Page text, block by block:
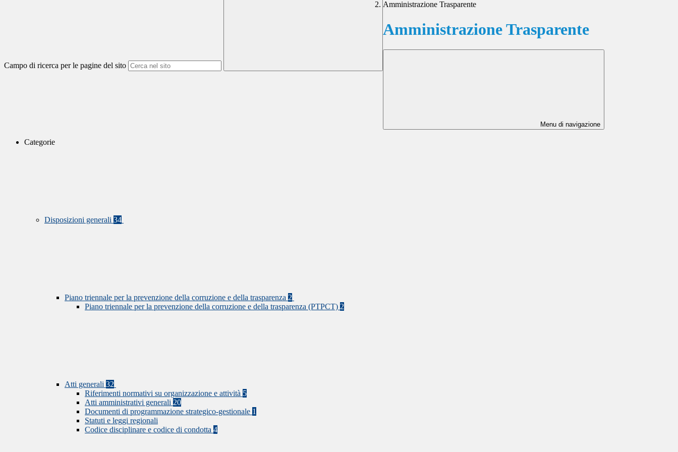
Campo di ricerca per le pagine del sito
Amministrazione Trasparente
Amministrazione Trasparente
Menu di navigazione
Categorie
Disposizioni generali 34
Piano triennale per la prevenzione della corruzione e della trasparenza 2
Piano triennale per la prevenzione della corruzione e della trasparenza (PTPCT) 2
Atti generali 32
Riferimenti normativi su organizzazione e attività 5
Atti amministrativi generali 20
Documenti di programmazione strategico-gestionale 1
Statuti e leggi regionali
Codice disciplinare e codice di condotta 4